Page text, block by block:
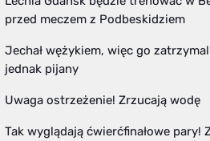
przed meczem z Podbeskidziem
Jechał wężykiem, więc go
jednak pijany
Uwaga ostrzeżenie! Zrzucają wodę
Tak wyglądają ćwierćfinałowe pary!